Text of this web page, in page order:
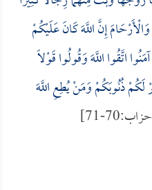
إِنَّ اللَّهَ كَانَ عَلَيْكُمْ
اتَّقُوا اللَّهَ وَقُولُوا قَوْلاً
ذُنُوبَكُمْ وَمَنْ يُطِعِ اللَّهَ
71]